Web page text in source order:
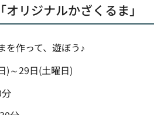
リジナルかざくるま」
を作って、遊ぼう♪
)～29日(土曜日)